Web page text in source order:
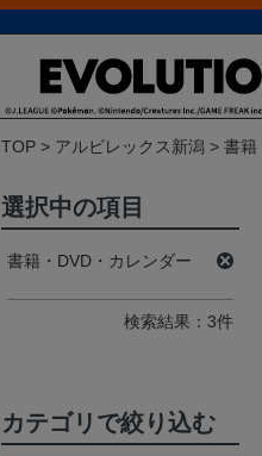
TOP アルビレックス新潟 書籍
選択中の項目
書籍・DVD・カレンダー
検索結果：3件
カテゴリで絞り込む